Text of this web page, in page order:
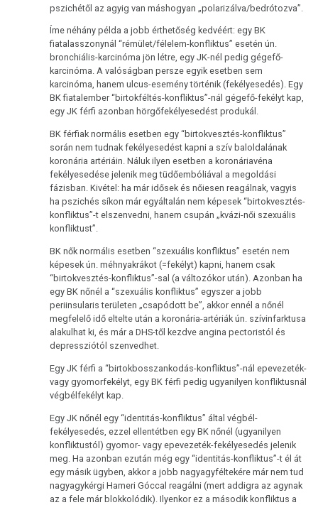
pszichétől az agyig van máshogyan „polarizálva/bedrótozva”.
Íme néhány példa a jobb érthetőség kedvéért: egy BK
fiatalasszonynál “rémület/félelem-konfliktus” esetén ún.
bronchiális-karcinóma jön létre, egy JK-nél pedig gégefő-
karcinóma. A valóságban persze egyik esetben sem
karcinóma, hanem ulcus-esemény történik (fekélyesedés). Egy
BK fiatalember “birtokféltés-konfliktus”-nál gégefő-fekélyt kap,
egy JK férfi azonban hörgőfekélyesedést produkál.
BK férfiak normális esetben egy “birtokvesztés-konfliktus”
során nem tudnak fekélyesedést kapni a szív baloldalának
koronária artériáin. Náluk ilyen esetben a koronáriavéna
fekélyesedése jelenik meg tüdőembóliával a megoldási
fázisban. Kivétel: ha már idősek és nőiesen reagálnak, vagyis
ha pszichés síkon már egyáltalán nem képesek “birtokvesztés-
konfliktus”-t elszenvedni, hanem csupán „kvázi-női szexuális
konfliktust”.
BK nők normális esetben “szexuális konfliktus” esetén nem
képesek ún. méhnyakrákot (=fekélyt) kapni, hanem csak
“birtokvesztés-konfliktus”-sal (a változókor után). Azonban ha
egy BK nőnél a “szexuális konfliktus” egyszer a jobb
periinsularis területen „csapódott be”, akkor ennél a nőnél
megfelelő idő eltelte után a koronária-artériák ún. szívinfarktusa
alakulhat ki, és már a DHS-től kezdve angina pectoristól és
depressziótól szenvedhet.
Egy JK férfi a “birtokbosszankodás-konfliktus”-nál epevezeték-
vagy gyomorfekélyt, egy BK férfi pedig ugyanilyen konfliktusnál
végbélfekélyt kap.
Egy JK nőnél egy “identitás-konfliktus” által végbél-
fekélyesedés, ezzel ellentétben egy BK nőnél (ugyanilyen
konfliktustól) gyomor- vagy epevezeték-fekélyesedés jelenik
meg. Ha azonban ezután még egy “identitás-konfliktus”-t él át
egy másik ügyben, akkor a jobb nagyagyféltekére már nem tud
nagyagykérgi Hameri Góccal reagálni (mert addigra az agynak
az a fele már blokkolódik). Ilyenkor ez a második konfliktus a